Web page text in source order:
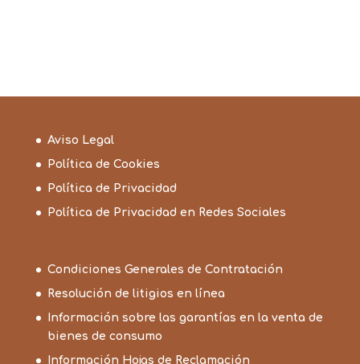
Aviso Legal
Política de Cookies
Política de Privacidad
Política de Privacidad en Redes Sociales
Condiciones Generales de Contratación
Resolución de litigios en línea
Información sobre las garantías en la venta de
bienes de consumo
Información Hojas de Reclamación